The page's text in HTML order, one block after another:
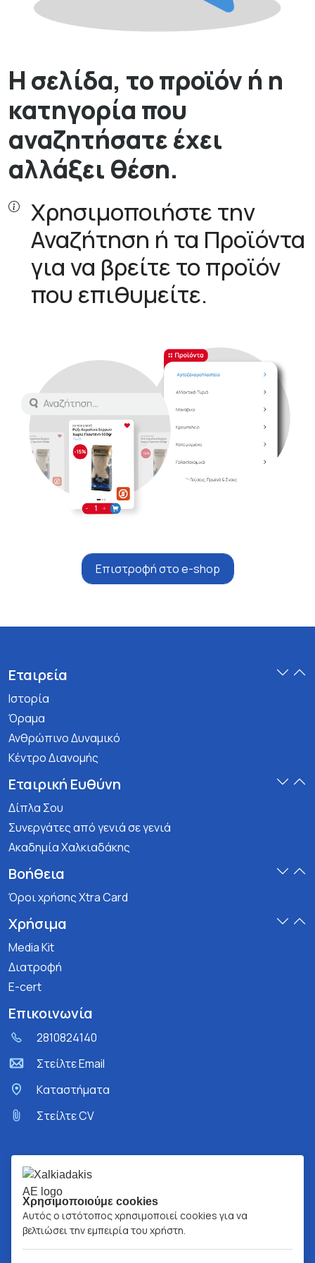
Η σελίδα, το προϊόν ή η
κατηγορία που
αναζητήσατε έχει
αλλάξει θέση.
Χρησιμοποιήστε την
Αναζήτηση ή τα Προϊόντα
για να βρείτε το προϊόν
που επιθυμείτε.
Επιστροφή στο e-shop
Εταιρεία
Ιστορία
Όραμα
Ανθρώπινο Δυναμικό
Κέντρο Διανομής
Εταιρική Ευθύνη
Δίπλα Σου
Συνεργάτες από γενιά σε γενιά
Ακαδημία Χαλκιαδάκης
Βοήθεια
Όροι χρήσης Xtra Card
Χρήσιμα
Media Kit
Διατροφή
E-cert
Επικοινωνία
2810824140
Στείλτε Email
Kαταστήματα
Στείλτε CV
Χρησιμοποιούμε cookies
Αυτός ο ιστότοπος χρησιμοποιεί cookies για να
βελτιώσει την εμπειρία του χρήστη.